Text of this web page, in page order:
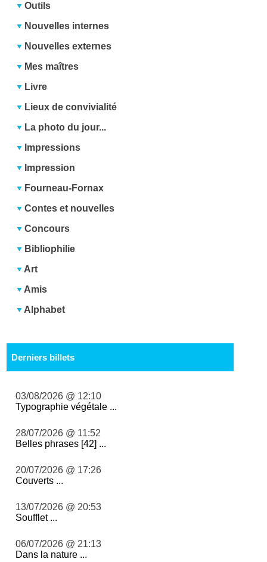
Outils
Nouvelles internes
Nouvelles externes
Mes maîtres
Livre
Lieux de convivialité
La photo du jour...
Impressions
Impression
Fourneau-Fornax
Contes et nouvelles
Concours
Bibliophilie
Art
Amis
Alphabet
Derniers billets
03/08/2026 @ 12:10
Typographie végétale ...
28/07/2026 @ 11:52
Belles phrases [42] ...
20/07/2026 @ 17:26
Couverts ...
13/07/2026 @ 20:53
Soufflet ...
06/07/2026 @ 21:13
Dans la nature ...